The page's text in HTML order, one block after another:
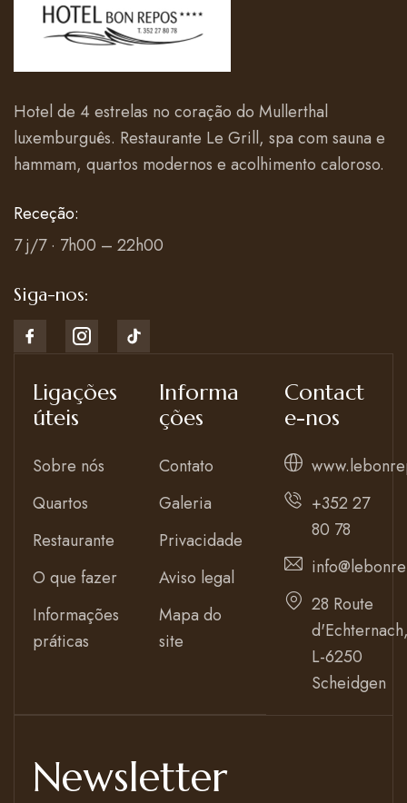
Hotel de 4 estrelas no coração do Mullerthal
luxemburguês. Restaurante Le Grill, spa com sauna e
hammam, quartos modernos e acolhimento caloroso.
Receção:
7 j/7 · 7h00 – 22h00
Siga-nos:
Ligações
úteis
Sobre nós
Quartos
Restaurante
O que fazer
Informações
práticas
Informa
ções
Contato
Galeria
Privacidade
Aviso legal
Mapa do
site
Contact
e-nos
+352 27
80 78
28 Route
L-6250
Scheidgen
Newsletter